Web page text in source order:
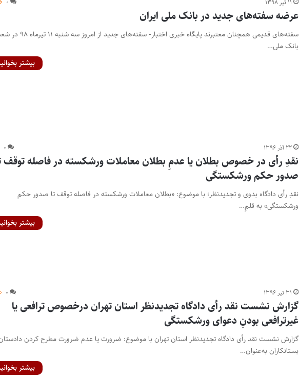
۱۱ تیر ۱۳۹۸ ۰
عرضه سفته‌های جدید در بانک ملی ایران
سفته‌های قدیمی همچنان معتبرند پایگاه خبری اختبار- سفته‌های جدید از
بانک ملی…
بیشتر
۲۲ آذر ۱۳۹۶ ۰
نقدِ رأی در خصوص بطلان یا عدمِ بطلان معاملات ورشکسته در فاصله توقف
صدور حکم ورشکستگی
نقدِ رأی دادگاه بدوی و تجدیدنظر؛ با موضوع: «بطلان معاملات ورشکسته در فاصله توقف تا صدور حکم
ورشکستگی» به قلمِ…
بیشتر
۳۱ تیر ۱۳۹۶ ۰
گزارش نشست نقد رأی دادگاه تجدیدنظر استان تهران درخصوص ترافعی یا
غیرترافعی بودنِ دعوای ورشکستگی
گزارش نشست نقد رأی دادگاه تجدیدنظر استان تهران با موضوع: ضرورت یا عدم ضرورت مطرح کردن
بستانکاران به‌عنوان…
بیشتر